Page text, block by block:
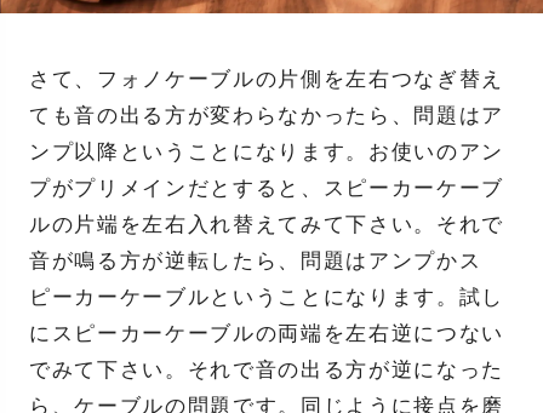
さて、フォノケーブルの片側を左右つなぎ替え
ても音の出る方が変わらなかったら、問題はア
ンプ以降ということになります。お使いのアン
プがプリメインだとすると、スピーカーケーブ
ルの片端を左右入れ替えてみて下さい。それで
音が鳴る方が逆転したら、問題はアンプかス
ピーカーケーブルということになります。試し
にスピーカーケーブルの両端を左右逆につない
でみて下さい。それで音の出る方が逆になった
ら、ケーブルの問題です。同じように接点を磨